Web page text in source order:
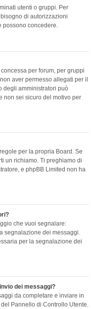
utenti o gruppi. Per
di autorizzazioni
possono concedere.
per forum, per gruppi
aver permesso allegati per il
degli amministratori può
non sei sicuro del motivo per
per la propria Board. Se
un richiamo. Ti preghiamo di
e phpBB Limited non ha
che vuoi segnalare:
segnalazione dei messaggi.
per la segnalazione dei
dei messaggi?
da completare e inviare in
Pannello di Controllo Utente.